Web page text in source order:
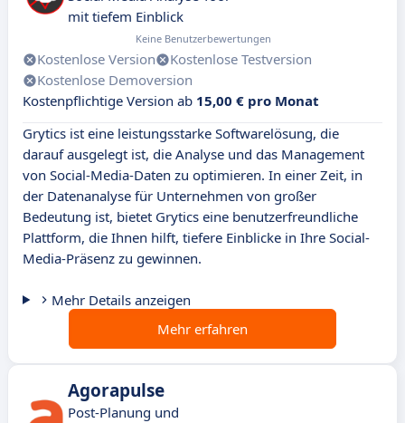
mit tiefem Einblick
Keine Benutzerbewertungen
Kostenlose Version
Kostenlose Testversion
Kostenlose Demoversion
Kostenpflichtige Version ab 15,00 € pro Monat
Grytics ist eine leistungsstarke Softwarelösung, die
darauf ausgelegt ist, die Analyse und das Management
von Social-Media-Daten zu optimieren. In einer Zeit, in
der Datenanalyse für Unternehmen von großer
Bedeutung ist, bietet Grytics eine benutzerfreundliche
Plattform, die Ihnen hilft, tiefere Einblicke in Ihre Social-
Media-Präsenz zu gewinnen.
Mehr Details anzeigen
Mehr erfahren
Agorapulse
Post-Planung und